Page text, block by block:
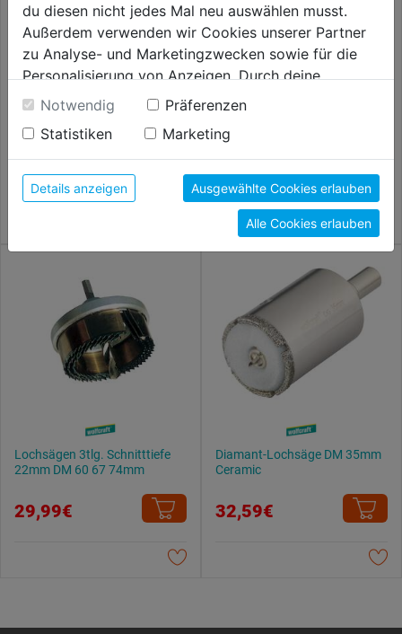
Ceramik
26,99€
83mm Schnitttiefe 55mm, 6-
29,99€
Lochsägen 3tlg. Schnitttiefe
22mm DM 60 67 74mm
29,99€
Diamant-Lochsäge DM 35mm
Ceramic
32,59€
du diesen nicht jedes Mal neu auswählen musst.
Außerdem verwenden wir Cookies unserer Partner
zu Analyse- und Marketingzwecken sowie für die
Personalisierung von Anzeigen. Durch deine
Einwilligung werden die Daten von Drittanbieter,
unter anderem auch in den USA, verarbeitet.
Durch Klick auf "Alle Cookies erlauben" stimmst du
der Verwendung aller Cookies zu. Unter "Details
anzeigen" findest du alle Infos zu den
unterschiedlichen Cookies, unter "Cookies
Konfigurieren" kannst du auswählen, welche Cookies
du zulassen möchtest und welche nicht.
Weitere Informationen findest du in unserer
Datenschutzerklärung
Notwendig
Präferenzen
Statistiken
Marketing
Details anzeigen Ausgewählte Cookies erlauben
Alle Cookies erlauben